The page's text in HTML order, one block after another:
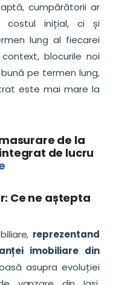
cumpărătorii ar
costul inițial, ci și
lung al fiecarei
blocurile noi
pe termen lung,
este mai mare la
de la
de lucru
Ce ne aștepta
reprezentand
imobiliare din
asupra evoluției